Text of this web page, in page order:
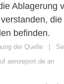
Ablagerung
befinden.
der Quelle |
aeroreport.de an